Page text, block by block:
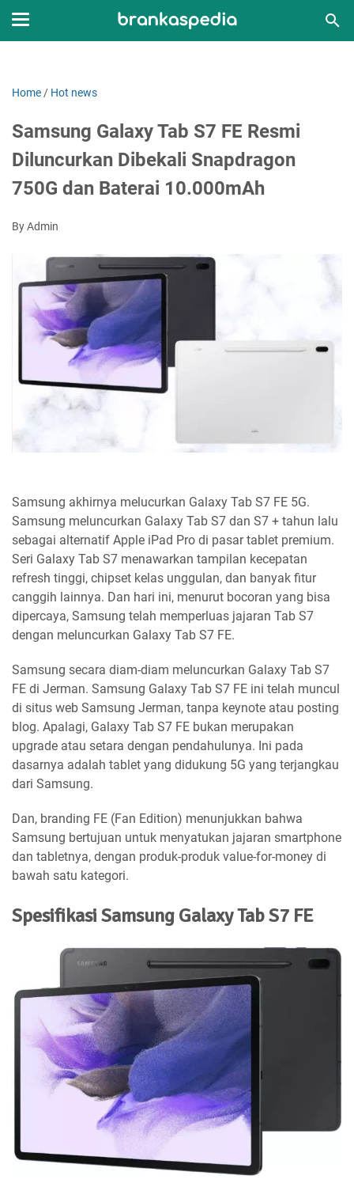
Home / Hot news
Samsung Galaxy Tab S7 FE Resmi
Diluncurkan Dibekali Snapdragon
750G dan Baterai 10.000mAh
By Admin
Samsung akhirnya melucurkan Galaxy Tab S7 FE 5G.
Samsung meluncurkan Galaxy Tab S7 dan S7 + tahun lalu
sebagai alternatif Apple iPad Pro di pasar tablet premium.
Seri Galaxy Tab S7 menawarkan tampilan kecepatan
refresh tinggi, chipset kelas unggulan, dan banyak fitur
canggih lainnya. Dan hari ini, menurut bocoran yang bisa
dipercaya, Samsung telah memperluas jajaran Tab S7
dengan meluncurkan Galaxy Tab S7 FE.
Samsung secara diam-diam meluncurkan Galaxy Tab S7
FE di Jerman. Samsung Galaxy Tab S7 FE ini telah muncul
di situs web Samsung Jerman, tanpa keynote atau posting
blog. Apalagi, Galaxy Tab S7 FE bukan merupakan
upgrade atau setara dengan pendahulunya. Ini pada
dasarnya adalah tablet yang didukung 5G yang terjangkau
dari Samsung.
Dan, branding FE (Fan Edition) menunjukkan bahwa
Samsung bertujuan untuk menyatukan jajaran smartphone
dan tabletnya, dengan produk-produk value-for-money di
bawah satu kategori.
Spesifikasi Samsung Galaxy Tab S7 FE